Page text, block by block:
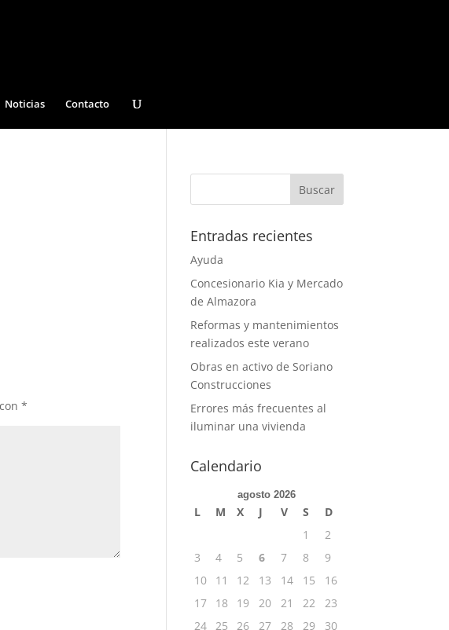
Noticias Contacto
*
Entradas recientes
Ayuda
Concesionario Kia y Mercado
de Almazora
Reformas y mantenimientos
realizados este verano
Obras en activo de Soriano
Construcciones
Errores más frecuentes al
iluminar una vivienda
Calendario
agosto 2026
L M X J V S
D
1
2
3
4 5 6 7 8
9
10
11 12 13 14 15
16
17
18 19 20 21 22
23
24 25 26 27 28 29
30